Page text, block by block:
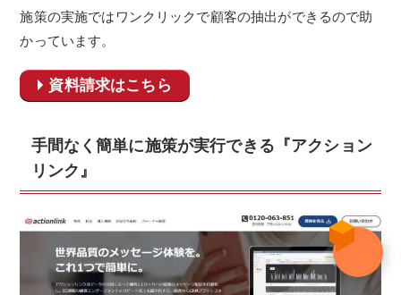
施策の実施ではワンクリックで顧客の抽出ができるので助
かっています。
資料請求はこちら
手間なく簡単に施策が実行できる『アクション
リンク』